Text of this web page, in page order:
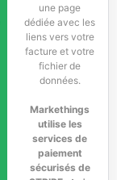
une page
dédiée avec les
liens vers votre
facture et votre
fichier de
données.
Markethings
utilise les
services de
paiement
sécurisés de